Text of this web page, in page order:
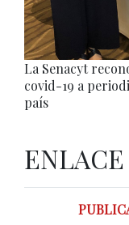
La Senacyt
covid-19 a
país